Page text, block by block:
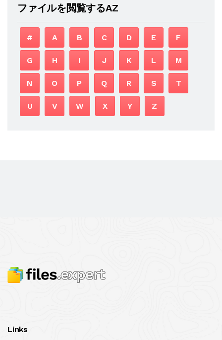
ファイルを閲覧するAZ
# A B C D E F
G H I J K L M
N O P Q R S T
U V W X Y Z
Links